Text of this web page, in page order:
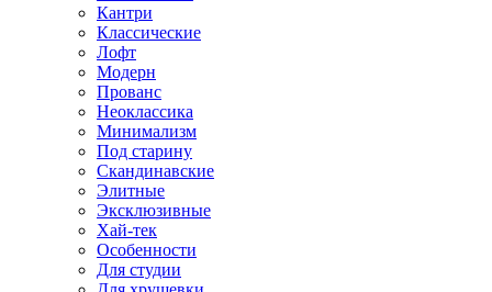
Кантри
Классические
Лофт
Модерн
Прованс
Неоклассика
Минимализм
Под старину
Скандинавские
Элитные
Эксклюзивные
Хай-тек
Особенности
Для студии